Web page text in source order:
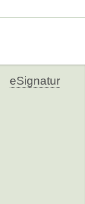
eSignatur